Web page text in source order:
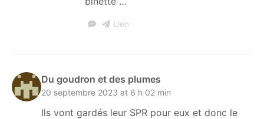
Lien
Du goudron et des plumes
20 septembre 2023 at 6 h 02 min
Ils vont gardés leur SPR pour eux et donc le